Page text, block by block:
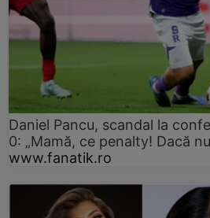
Daniel Pancu, scandal la
0: „Mamă, ce penalty! Dacă
www.fanatik.ro